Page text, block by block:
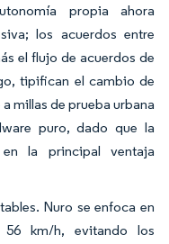
propia ahora
los acuerdos entre
el flujo de acuerdos de
tipifican el cambio de
millas de prueba urbana
puro, dado que la
la principal ventaja
Nuro se enfoca en
km/h, evitando los